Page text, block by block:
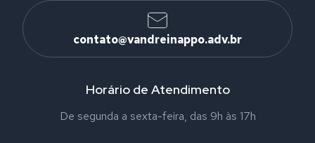
contato@vandreinappo.adv.br
Horário de Atendimento
De segunda a sexta-feira, das 9h às 17h